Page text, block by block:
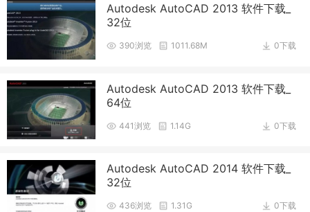
Autodesk AutoCAD 2013 软件下载_
32位
0下载
390浏览 1011.68M
Autodesk AutoCAD 2013 软件下载_
64位
0下载
441浏览 1.14G
Autodesk AutoCAD 2014 软件下载_
32位
0下载
436浏览 1.31G